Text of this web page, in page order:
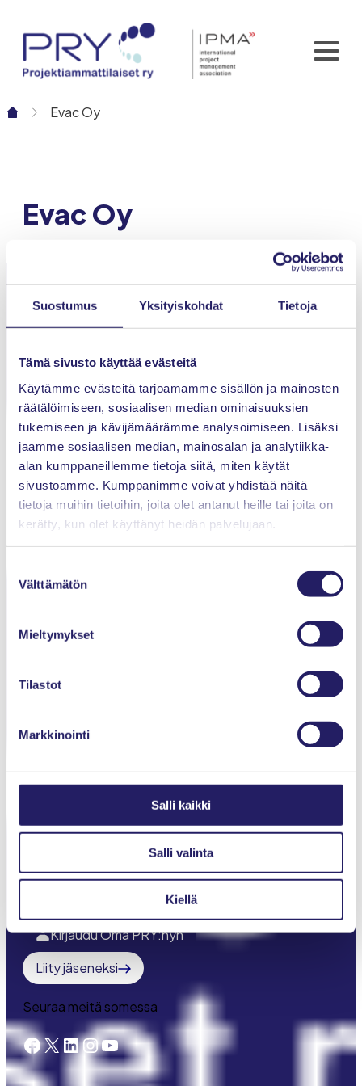
Suostumus Yksityiskohdat Tietoja
Tämä sivusto käyttää evästeitä
Käytämme evästeitä tarjoamamme sisällön ja mainosten
räätälöimiseen, sosiaalisen median ominaisuuksien
tukemiseen ja kävijämäärämme analysoimiseen. Lisäksi
jaamme sosiaalisen median, mainosalan ja analytiikka-
alan kumppaneillemme tietoja siitä, miten käytät
sivustoamme. Kumppanimme voivat yhdistää näitä
tietoja muihin tietoihin, joita olet antanut heille tai joita on
kerätty, kun olet käyttänyt heidän palvelujaan.
valinta
Välttämätön
Mieltymykset
Tilastot
Markkinointi
Salli kaikki
Salli valinta
Kiellä
sisältöön
Evac Oy
Evac Oy
Projektiammattilaiset ry
Innopoli 1, Tekniikantie 12
02150 Espoo
Tietosuojaseloste
Evästeet
Etusivu
Jäsenyys
Toiminta
Young Crew
Meistä
Projektimaailma-lehti
Kirjaudu Oma PRY:hyn
Liity jäseneksi
Seuraa meitä somessa
Facebook X LinkedIn InstagramYouTube